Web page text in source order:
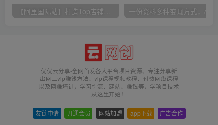
优优云分享-全网首发各大平台项目资源、专注分享新
出网上vip赚钱方法、vip课程视频教程、付费网络课程
以及网赚培训，学习引流、建站、赚钱等，学项目技术
从这里开始！
友链申请 开通会员 网站加盟 app下载 广告合作